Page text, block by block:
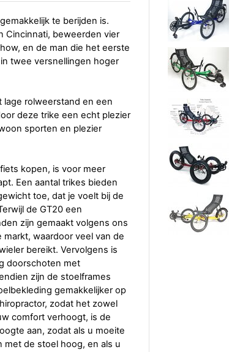
te berijden is.
Cincinnati, beweerden vier
en de man die het eerste
twee versnellingen hoger
rolweerstand en een
deze trike een echt plezier
sporten en plezier
kopen, is voor meer
Een aantal trikes bieden
toe, dat je voelt bij de
de GT20 een
zijn gemaakt volgens ons
waardoor veel van de
bereikt. Vervolgens is
doorschoten met
zijn de stoelframes
gemakkelijker op
zodat het zowel
comfort verhoogt, is de
aan, zodat als u moeite
de stoel hoog, en als u